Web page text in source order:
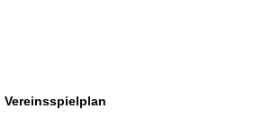
Vereinsspielplan